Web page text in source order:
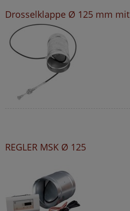
Drosselklappe Ø 125 mm
REGLER MSK Ø 125